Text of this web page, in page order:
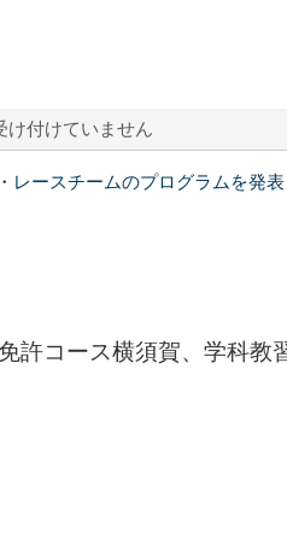
け付けていません
レースチームのプログラムを発表
許コース横須賀、学科教